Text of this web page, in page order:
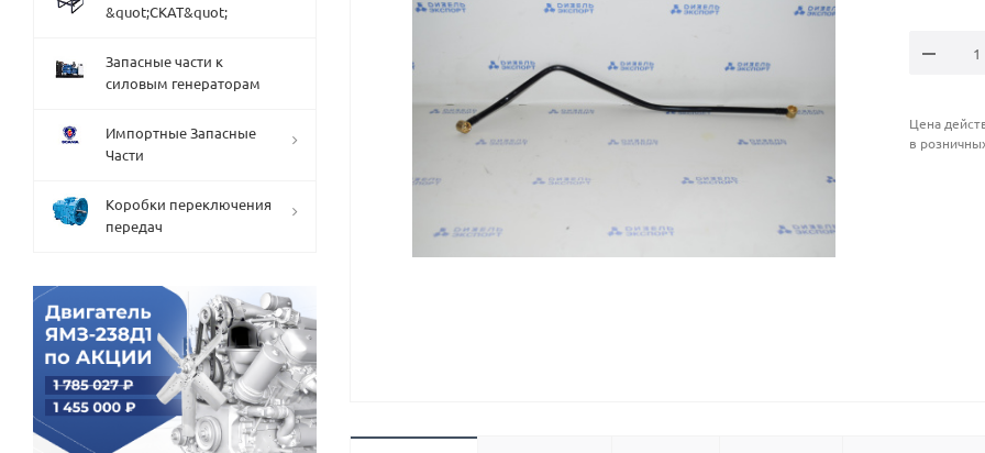
Цена
в
&quot;СКАТ&quot;
Запасные части к
силовым генераторам
Импортные Запасные
Части
Коробки переключения
передач